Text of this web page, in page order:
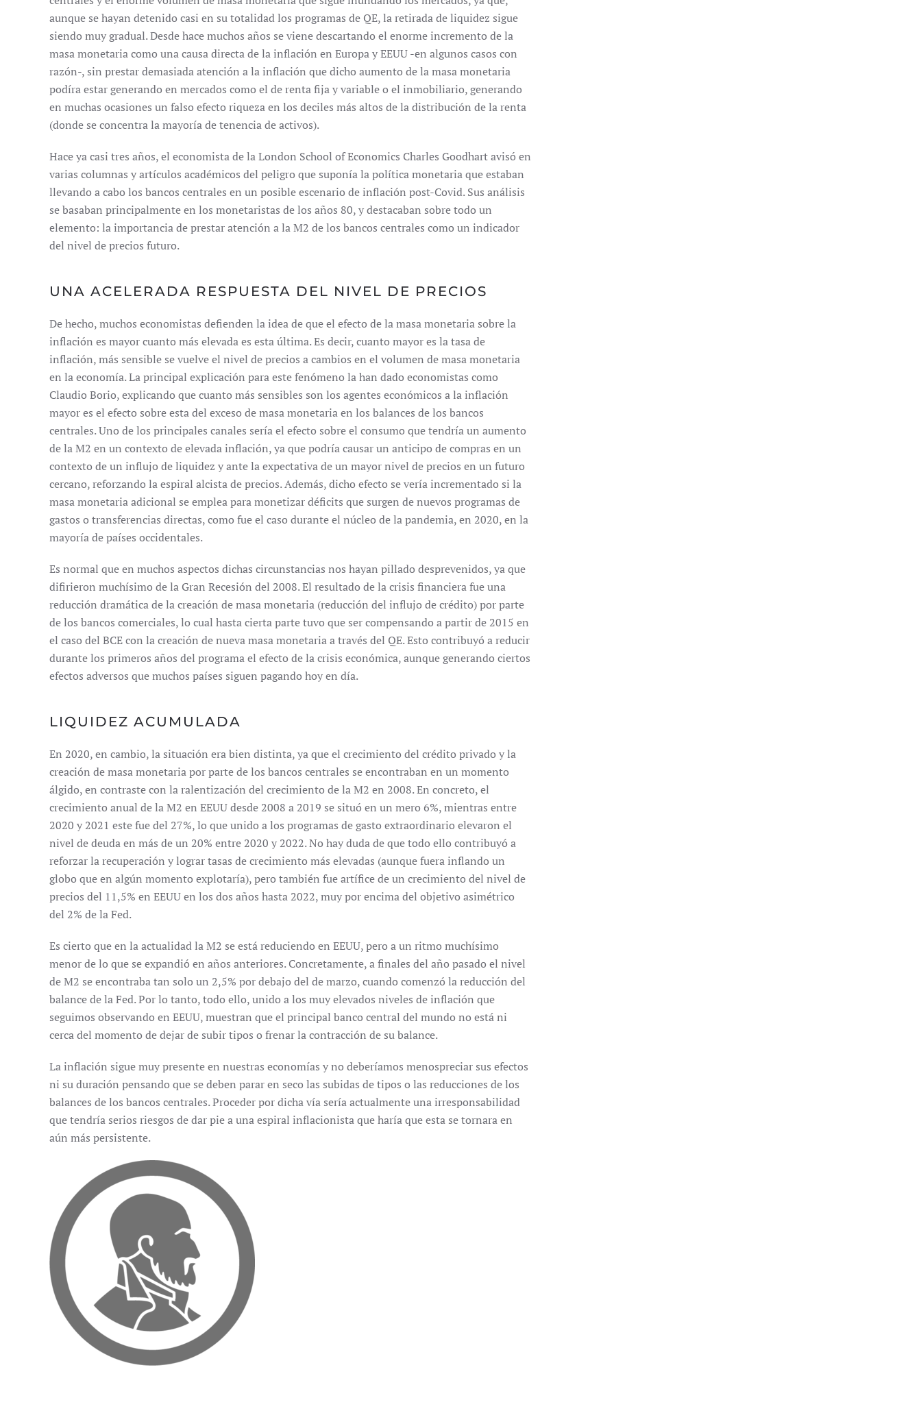
aunque se hayan detenido casi en su totalidad los programas de QE, la retirada de liquidez sigue
siendo muy gradual. Desde hace muchos años se viene descartando el enorme incremento de la
masa monetaria como una causa directa de la inflación en Europa y EEUU -en algunos casos con
razón-, sin prestar demasiada atención a la inflación que dicho aumento de la masa monetaria
podíra estar generando en mercados como el de renta fija y variable o el inmobiliario, generando
en muchas ocasiones un falso efecto riqueza en los deciles más altos de la distribución de la renta
(donde se concentra la mayoría de tenencia de activos).
Hace ya casi tres años, el economista de la London School of Economics Charles Goodhart avisó en
varias columnas y artículos académicos del peligro que suponía la política monetaria que estaban
llevando a cabo los bancos centrales en un posible escenario de inflación post-Covid. Sus análisis
se basaban principalmente en los monetaristas de los años 80, y destacaban sobre todo un
elemento: la importancia de prestar atención a la M2 de los bancos centrales como un indicador
del nivel de precios futuro.
UNA ACELERADA RESPUESTA DEL NIVEL DE PRECIOS
De hecho, muchos economistas defienden la idea de que el efecto de la masa monetaria sobre la
inflación es mayor cuanto más elevada es esta última. Es decir, cuanto mayor es la tasa de
inflación, más sensible se vuelve el nivel de precios a cambios en el volumen de masa monetaria
en la economía. La principal explicación para este fenómeno la han dado economistas como
Claudio Borio, explicando que cuanto más sensibles son los agentes económicos a la inflación
mayor es el efecto sobre esta del exceso de masa monetaria en los balances de los bancos
centrales. Uno de los principales canales sería el efecto sobre el consumo que tendría un aumento
de la M2 en un contexto de elevada inflación, ya que podría causar un anticipo de compras en un
contexto de un influjo de liquidez y ante la expectativa de un mayor nivel de precios en un futuro
cercano, reforzando la espiral alcista de precios. Además, dicho efecto se vería incrementado si la
masa monetaria adicional se emplea para monetizar déficits que surgen de nuevos programas de
gastos o transferencias directas, como fue el caso durante el núcleo de la pandemia, en 2020, en la
mayoría de países occidentales.
Es normal que en muchos aspectos dichas circunstancias nos hayan pillado desprevenidos, ya que
difirieron muchísimo de la Gran Recesión del 2008. El resultado de la crisis financiera fue una
reducción dramática de la creación de masa monetaria (reducción del influjo de crédito) por parte
de los bancos comerciales, lo cual hasta cierta parte tuvo que ser compensando a partir de 2015 en
el caso del BCE con la creación de nueva masa monetaria a través del QE. Esto contribuyó a reducir
durante los primeros años del programa el efecto de la crisis económica, aunque generando ciertos
efectos adversos que muchos países siguen pagando hoy en día.
LIQUIDEZ ACUMULADA
En 2020, en cambio, la situación era bien distinta, ya que el crecimiento del crédito privado y la
creación de masa monetaria por parte de los bancos centrales se encontraban en un momento
álgido, en contraste con la ralentización del crecimiento de la M2 en 2008. En concreto, el
crecimiento anual de la M2 en EEUU desde 2008 a 2019 se situó en un mero 6%, mientras entre
2020 y 2021 este fue del 27%, lo que unido a los programas de gasto extraordinario elevaron el
nivel de deuda en más de un 20% entre 2020 y 2022. No hay duda de que todo ello contribuyó a
reforzar la recuperación y lograr tasas de crecimiento más elevadas (aunque fuera inflando un
globo que en algún momento explotaría), pero también fue artífice de un crecimiento del nivel de
precios del 11,5% en EEUU en los dos años hasta 2022, muy por encima del objetivo asimétrico
del 2% de la Fed.
Es cierto que en la actualidad la M2 se está reduciendo en EEUU, pero a un ritmo muchísimo
menor de lo que se expandió en años anteriores. Concretamente, a finales del año pasado el nivel
de M2 se encontraba tan solo un 2,5% por debajo del de marzo, cuando comenzó la reducción del
balance de la Fed. Por lo tanto, todo ello, unido a los muy elevados niveles de inflación que
seguimos observando en EEUU, muestran que el principal banco central del mundo no está ni
cerca del momento de dejar de subir tipos o frenar la contracción de su balance.
La inflación sigue muy presente en nuestras economías y no deberíamos menospreciar sus efectos
ni su duración pensando que se deben parar en seco las subidas de tipos o las reducciones de los
balances de los bancos centrales. Proceder por dicha vía sería actualmente una irresponsabilidad
que tendría serios riesgos de dar pie a una espiral inflacionista que haría que esta se tornara en
aún más persistente.